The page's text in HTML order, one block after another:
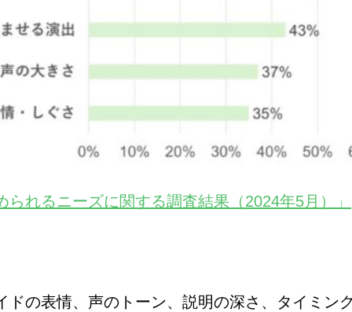
れるニーズに関する調査結果（2024年5月）」
ドの表情、声のトーン、説明の深さ、タイミン